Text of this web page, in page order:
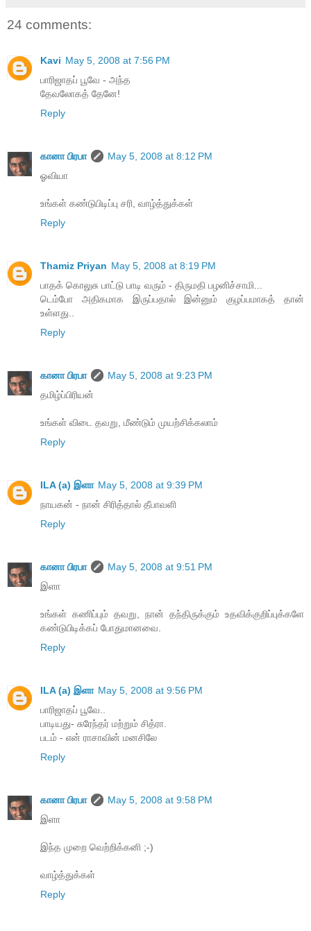
24 comments:
Kavi May 5, 2008 at 7:56 PM
பாரிஜாதப் பூவே - அந்த
தேவலோகத் தேனே!
Reply
கானா பிரபா
May 5, 2008 at 8:12 PM
ஓவியா
உங்கள் கண்டுபிடிப்பு சரி, வாழ்த்துக்கள்
Reply
Thamiz Priyan May 5, 2008 at 8:19 PM
பாதக் கொலுசு பாட்டு பாடி வரும் - திருமதி பழனிச்சாமி...
டெம்போ அதிகமாக இருப்பதால் இன்னும் குழப்பமாகத் தான்
உள்ளது..
Reply
கானா பிரபா
May 5, 2008 at 9:23 PM
தமிழ்ப்பிரியன்
உங்கள் விடை தவறு, மீண்டும் முயற்சிக்கலாம்
Reply
ILA (a) இளா May 5, 2008 at 9:39 PM
நாயகன் - நான் சிரித்தால் தீபாவளி
Reply
கானா பிரபா
May 5, 2008 at 9:51 PM
இளா
உங்கள் கணிப்பும் தவறு, நான் தந்திருக்கும் உதவிக்குறிப்புக்களே
கண்டுபிடிக்கப் போதுமானவை.
Reply
ILA (a) இளா May 5, 2008 at 9:56 PM
பாரிஜாதப் பூவே..
பாடியது- சுரேந்தர் மற்றும் சித்ரா.
படம் - என் ராசாவின் மனசிலே
Reply
கானா பிரபா
May 5, 2008 at 9:58 PM
இளா
இந்த முறை வெற்றிக்கனி ;-)
வாழ்த்துக்கள்
Reply